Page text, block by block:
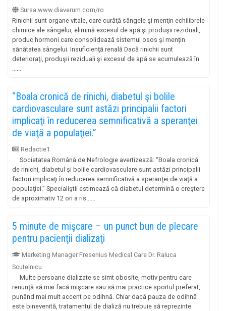
Sursa:www.diaverum.com/ro
Rinichii sunt organe vitale, care curăţă sângele şi menţin echilibrele
chimice ale sângelui, elimină excesul de apă şi produşii reziduali,
produc hormoni care consolidează sistemul osos şi mențin
sănătatea sângelui. Insuficienţă renală Dacă rinichii sunt
deterioraţi, produşii reziduali şi excesul de apă se acumulează în
“Boala cronică de rinichi, diabetul şi bolile
cardiovasculare sunt astăzi principalii factori
implicaţi în reducerea semnificativă a speranţei
de viaţă a populaţiei.”
Redactie1
Societatea Română de Nefrologie avertizează: “Boala cronică
de rinichi, diabetul şi bolile cardiovasculare sunt astăzi principalii
factori implicaţi în reducerea semnificativă a speranţei de viaţă a
populaţiei.” Specialiştii estimează că diabetul determină o creştere
de aproximativ 12 ori a ris......
5 minute de mişcare – un punct bun de plecare
pentru pacienţii dializaţi
Marketing Manager Fresenius Medical Care Dr. Raluca
Scutelnicu
Multe persoane dializate se simt obosite, motiv pentru care
renunţă să mai facă mişcare sau să mai practice sportul preferat,
punând mai mult accent pe odihnă. Chiar dacă pauza de odihnă
este binevenită, tratamentul de dializă nu trebuie să reprezinte